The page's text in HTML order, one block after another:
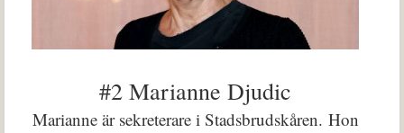
#2 Marianne Djudic
Marianne är sekreterare i Stadsbrudskåren. Hon